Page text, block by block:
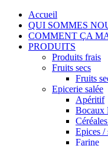
Accueil
QUI SOMMES
COMMENT ÇA
PRODUITS
Produits frais
Fruits secs
Fruits
Epicerie salée
Apéritif
Bocaux
Epices /
Farine